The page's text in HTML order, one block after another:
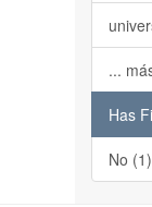
...
Has
No (1)